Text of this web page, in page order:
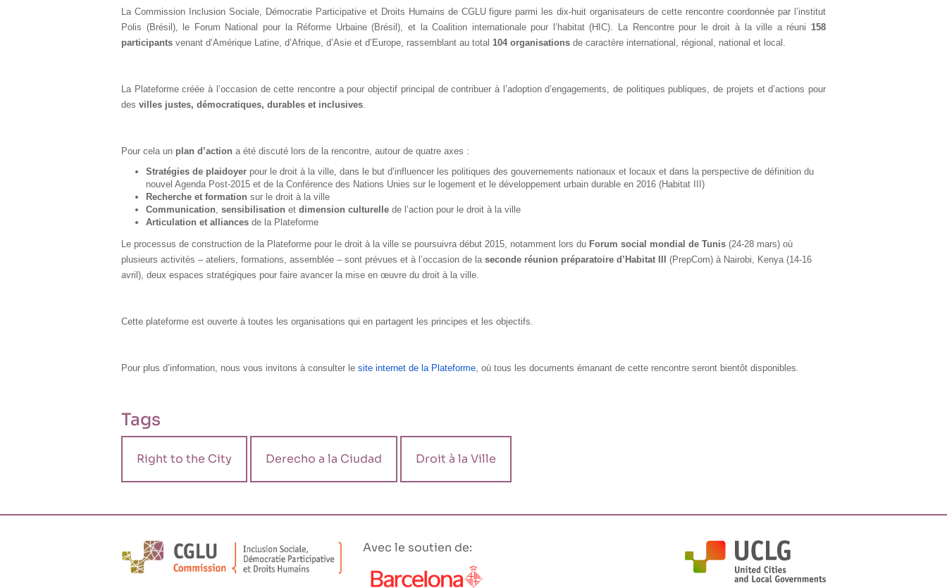
La Commission Inclusion Sociale, Démocratie Participative et Droits Humains de CGLU figure parmi les dix-huit organisateurs de cette rencontre coordonnée par l’institut
Polis (Brésil), le Forum National pour la Réforme Urbaine (Brésil), et la Coalition internationale pour l’habitat (HIC). La Rencontre pour le droit à la ville a réuni 158
participants venant d’Amérique Latine, d’Afrique, d’Asie et d’Europe, rassemblant au total 104 organisations de caractère international, régional, national et local.
La Plateforme créée à l’occasion de cette rencontre a pour objectif principal de contribuer à l’adoption d’engagements, de politiques publiques, de projets et d’actions pour
des villes justes, démocratiques, durables et inclusives.
Pour cela un plan d’action a été discuté lors de la rencontre, autour de quatre axes :
Stratégies de plaidoyerpour le droit à la ville, dans le but d’influencer les politiques des gouvernements nationaux et locaux et dans la perspective de définition du
nouvel Agenda Post-2015 et de la Conférence des Nations Unies sur le logement et le développement urbain durable en 2016 (Habitat III)
Recherche et formation sur le droit à la ville
Communication, sensibilisation et dimension culturelle de l’action pour le droit à la ville
Articulation et alliancesde la Plateforme
Le processus de construction de la Plateforme pour le droit à la ville se poursuivra début 2015, notamment lors du Forum social mondial de Tunis (24-28 mars) où
plusieurs activités – ateliers, formations, assemblée – sont prévues et à l’occasion de la seconde réunion préparatoire d’Habitat III
(PrepCom) à Nairobi, Kenya (14-16
avril), deux espaces stratégiques pour faire avancer la mise en œuvre du droit à la ville.
Cette plateforme est ouverte à toutes les organisations qui en partagent les principes et les objectifs.
Pour plus d’information, nous vous invitons à consulter le site internet de la Plateforme, où tous les documents émanant de cette rencontre seront bientôt disponibles.
Tags
Right to the City Derecho a la Ciudad Droit à la Ville
Avec le soutien de: